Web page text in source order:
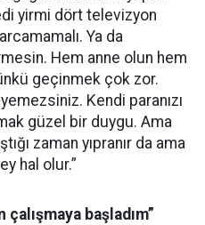
yirmi dört televizyon
Ya da
Hem anne olun hem
geçinmek çok zor.
Kendi paranızı
güzel bir duygu. Ama
zaman yıpranır da ama
hal olur.”
başladım”